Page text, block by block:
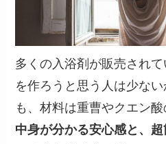
多くの入浴剤が販売され
を作ろうと思う人は少な
も、材料は重曹やクエン酸
中身が分かる安心感と、